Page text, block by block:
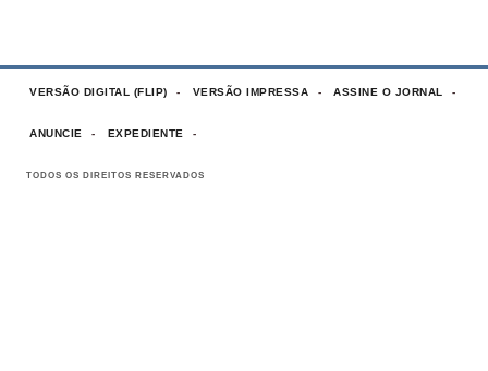
VERSÃO DIGITAL (FLIP) VERSÃO IMPRESSA ASSINE O JORNAL
ANUNCIE EXPEDIENTE
TODOS OS DIREITOS RESERVADOS